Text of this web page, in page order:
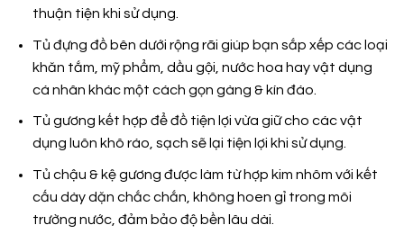
thuận tiện khi sử dụng.
Tủ đựng đồ bên dưới rộng rãi giúp bạn sắp xếp các loại
khăn tắm, mỹ phẩm, dầu gội, nước hoa hay vật dụng
cá nhân khác một cách gọn gàng & kín đáo.
Tủ gương kết hợp để đồ tiện lợi vừa giữ cho các vật
dụng luôn khô ráo, sạch sẽ lại tiện lợi khi sử dụng.
Tủ chậu & kệ gương được làm từ hợp kim nhôm với kết
cấu dày dặn chắc chắn, không hoen gỉ trong môi
trường nước, đảm bảo độ bền lâu dài.